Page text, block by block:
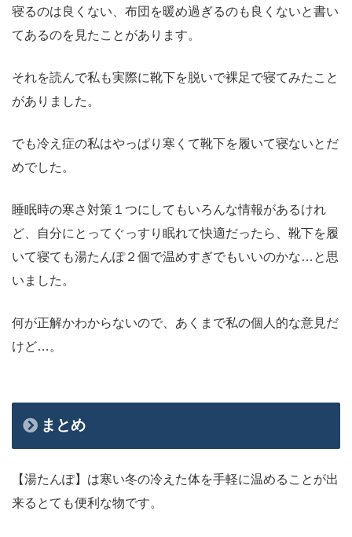
寝るのは良くない、布団を暖め過ぎるのも良くないと書い
てあるのを見たことがあります。
それを読んで私も実際に靴下を脱いで裸足で寝てみたこと
がありました。
でも冷え症の私はやっぱり寒くて靴下を履いて寝ないとだ
めでした。
睡眠時の寒さ対策１つにしてもいろんな情報があるけれ
ど、自分にとってぐっすり眠れて快適だったら、靴下を履
いて寝ても湯たんぽ２個で温めすぎでもいいのかな…と思
いました。
何が正解かわからないので、あくまで私の個人的な意見だ
けど…。
まとめ
【湯たんぽ】は寒い冬の冷えた体を手軽に温めることが出
来るとても便利な物です。